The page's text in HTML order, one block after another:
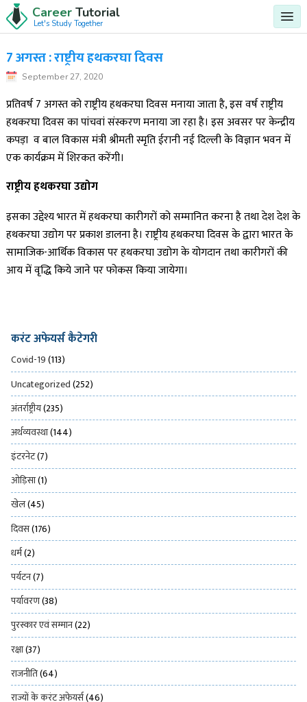
Career Tutorial
Let's Study Together
7 अगस्त : राष्ट्रीय हथकरघा दिवस
September 27, 2020
प्रतिवर्ष 7 अगस्त को राष्ट्रीय हथकरघा दिवस मनाया जाता है, इस वर्ष राष्ट्रीय
हथकरघा दिवस का पांचवां संस्करण मनाया जा रहा है। इस अवसर पर केन्द्रीय
कपड़ा व बाल विकास मंत्री श्रीमती स्मृति ईरानी नई दिल्ली के विज्ञान भवन में
एक कार्यक्रम में शिरकत करेंगी।
राष्ट्रीय हथकरघा उद्योग
इसका उद्देश्य भारत में हथकरघा कारीगरों को सम्मानित करना है तथा देश देश के
हथकरघा उद्योग पर प्रकाश डालना है। राष्ट्रीय हथकरघा दिवस के द्वारा भारत के
सामाजिक-आर्थिक विकास पर हथकरघा उद्योग के योगदान तथा कारीगरों की
आय में वृद्धि किये जाने पर फोकस किया जायेगा।
करंट अफेयर्स कैटेगरी
Covid-19(113)
Uncategorized(252)
अंतर्राष्ट्रीय(235)
अर्थव्यवस्था(144)
इंटरनेट(7)
ओड़िसा(1)
खेल(45)
दिवस(176)
धर्म(2)
पर्यटन(7)
पर्यावरण(38)
पुरस्कार एवं सम्मान(22)
रक्षा(37)
राजनीति(64)
राज्यों के करंट अफेयर्स(46)